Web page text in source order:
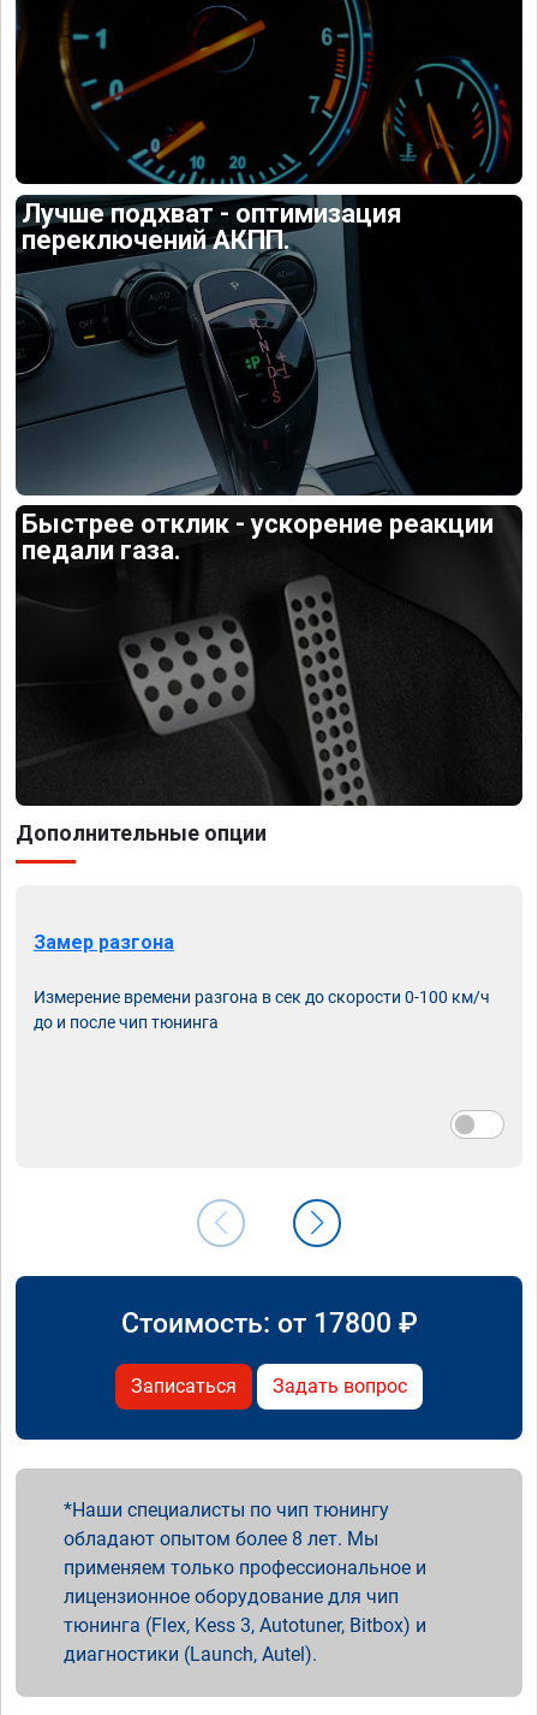
Лучше подхват - оптимизация
переключений АКПП.
Быстрее отклик - ускорение реакции
педали газа.
Дополнительные опции
Замер разгона
Измерение времени разгона в сек до скорости 0-100 км/ч
до и после чип тюнинга
Стоимость: от 17800 ₽
Записаться Задать вопрос
Наши специалисты по чип тюнингу
обладают опытом более 8 лет. Мы
применяем только профессиональное и
лицензионное оборудование для чип
тюнинга (Flex, Kess 3, Autotuner, Bitbox) и
диагностики (Launch, Autel).